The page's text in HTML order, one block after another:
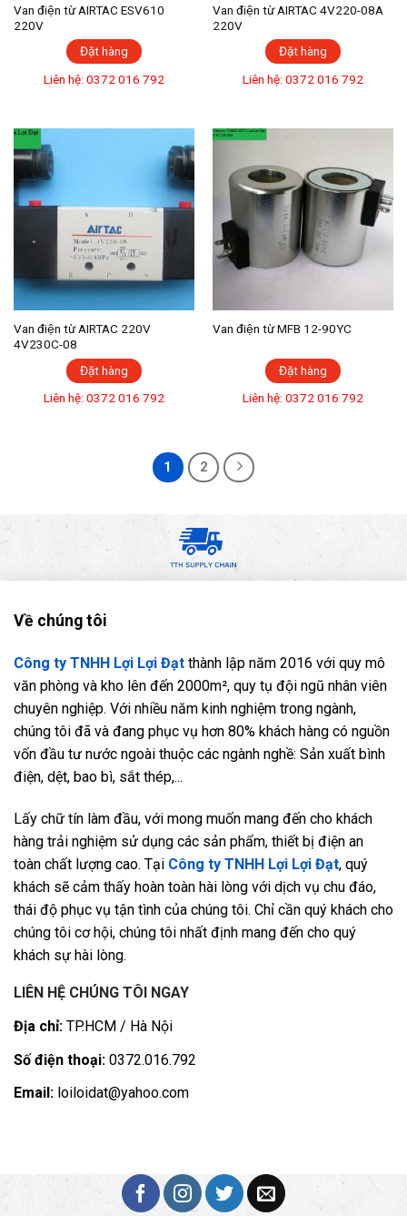
Van điện từ AIRTAC ESV610
220V
Đặt hàng
Liên hệ: 0372 016 792
Van điện từ AIRTAC 4V220-08A
220V
Đặt hàng
Liên hệ: 0372 016 792
Van điện từ AIRTAC 220V
4V230C-08
Đặt hàng
Liên hệ: 0372 016 792
Van điện từ MFB 12-90YC
Đặt hàng
Liên hệ: 0372 016 792
1 2
Về chúng tôi
Công ty TNHH Lợi Lợi Đạt thành lập năm 2016 với quy mô
văn phòng và kho lên đến 2000m², quy tụ đội ngũ nhân viên
chuyên nghiệp. Với nhiều năm kinh nghiệm trong ngành,
chúng tôi đã và đang phục vụ hơn 80% khách hàng có nguồn
vốn đầu tư nước ngoài thuộc các ngành nghề: Sản xuất bình
điện, dệt, bao bì, sắt thép,...
Lấy chữ tín làm đầu, với mong muốn mang đến cho khách
hàng trải nghiệm sử dụng các sản phẩm, thiết bị điện an
toàn chất lượng cao. Tại Công ty TNHH Lợi Lợi Đạt, quý
khách sẽ cảm thấy hoàn toàn hài lòng với dịch vụ chu đáo,
thái độ phục vụ tận tình của chúng tôi. Chỉ cần quý khách cho
chúng tôi cơ hội, chúng tôi nhất định mang đến cho quý
khách sự hài lòng.
LIÊN HỆ CHÚNG TÔI NGAY
Địa chỉ: TP.HCM / Hà Nội
Số điện thoại: 0372.016.792
Email: loiloidat@yahoo.com